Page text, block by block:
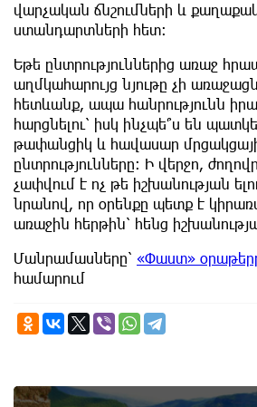
վարչական ճնշումների և
ստանդարտների հետ։
Եթե ընտրություններից առաջ
աղմկահարույց նյութը չի
հետևանք, ապա հանրությունն
հարցնելու՝ իսկ ինչպե՞ս են
թափանցիկ և հավասար
ընտրությունները։ Ի վերջո,
չափվում է ոչ թե իշխանության
նրանով, որ օրենքը պետք է
առաջին հերթին՝ հենց
Մանրամասները՝ «Փաստ»
համարում